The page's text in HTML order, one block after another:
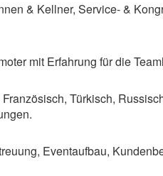
& Kellner, Service- &
mit Erfahrung für die
Türkisch,
Eventaufbau,